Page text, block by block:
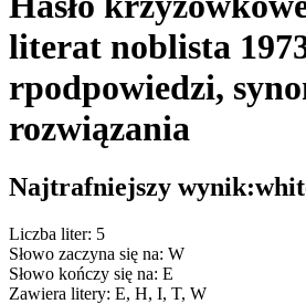
literat noblista
rpodpowiedzi,
rozwiązania
Najtrafniejszy wynik:
Liczba liter: 5
Słowo zaczyna się na: W
Słowo kończy się na: E
Zawiera litery: E, H, I, T, W